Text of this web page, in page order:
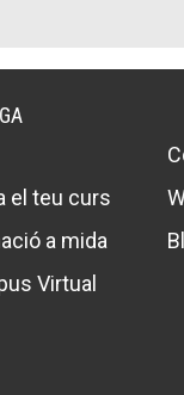
el teu curs
a mida
Virtual